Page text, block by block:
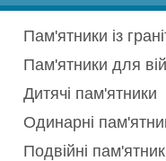
Пам'ятники із
Пам'ятники для
Дитячі пам'ятники
Одинарні
Подвійні